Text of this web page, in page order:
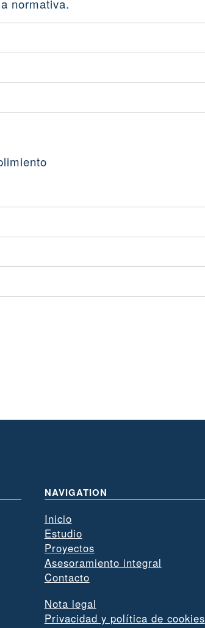
normativa.
NAVIGATION
Inicio
Estudio
Proyectos
Asesoramiento integral
Contacto
Nota legal
Privacidad y política de cookies